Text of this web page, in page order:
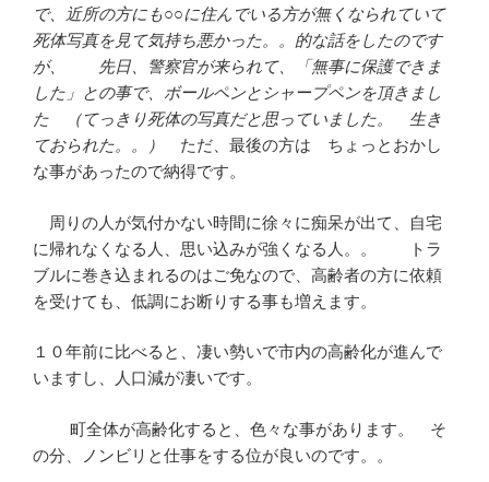
で、近所の方にも○○に住んでいる方が無くなられていて
死体写真を見て気持ち悪かった。。的な話をしたのです
が、 先日、警察官が来られて、「無事に保護できま
した」との事で、ボールペンとシャープペンを頂きまし
た （てっきり死体の写真だと思っていました。 生き
ておられた。。）
ただ、最後の方は ちょっとおかし
な事があったので納得です。
周りの人が気付かない時間に徐々に痴呆が出て、自宅
に帰れなくなる人、思い込みが強くなる人。。 トラ
ブルに巻き込まれるのはご免なので、高齢者の方に依頼
を受けても、低調にお断りする事も増えます。
１０年前に比べると、凄い勢いで市内の高齢化が進んで
いますし、人口減が凄いです。
町全体が高齢化すると、色々な事があります。 そ
の分、ノンビリと仕事をする位が良いのです。。